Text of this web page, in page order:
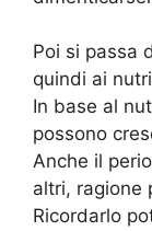
Poi si passa
quindi ai
In base al
possono
Anche il
altri, ragione
Ricordarlo